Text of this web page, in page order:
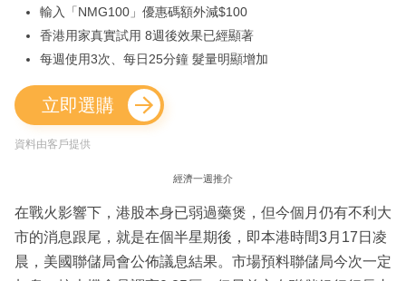
輸入「NMG100」優惠碼額外減$100
香港用家真實試用 8週後效果已經顯著
每週使用3次、每日25分鐘 髮量明顯增加
立即選購
資料由客戶提供
經濟一週推介
在戰火影響下，港股本身已弱過藥煲，但今個月仍有不利大
市的消息跟尾，就是在個半星期後，即本港時間3月17日凌
晨，美國聯儲局會公佈議息結果。市場預料聯儲局今次一定